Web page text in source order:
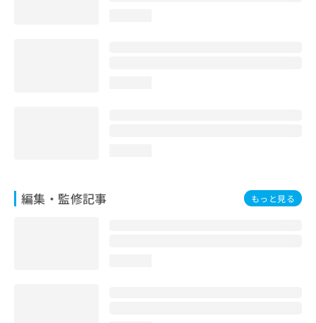
編集・監修記事 もっと見る